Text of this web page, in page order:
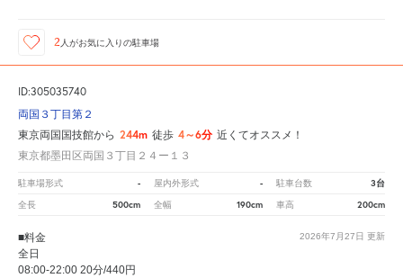
2 人がお気に入りの駐車場
ID:305035740
両国３丁目第２
東京両国国技館から 244m 徒歩 4～6分 近くてオススメ！
東京都墨田区両国３丁目２４ー１３
駐車場形式 - 屋内外形式 - 駐車台数 3台
全長 500cm 全幅 190cm 車高 200cm
2026年7月27日 更新
■料金
全日
08:00-22:00 20分/440円